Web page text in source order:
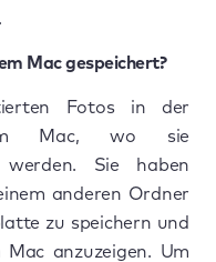
Mac gespeichert?
Fotos in der
Mac, wo sie
werden. Sie haben
anderen Ordner
zu speichern und
anzuzeigen. Um